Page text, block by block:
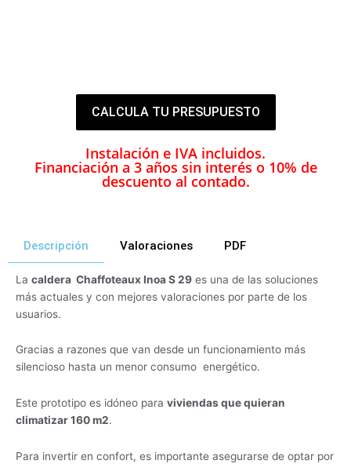
CALCULA TU PRESUPUESTO
Instalación e IVA incluidos.
Financiación a 3 años sin interés o 10% de
descuento al contado.
Descripción Valoraciones PDF
La caldera Chaffoteaux Inoa S 29 es una de las soluciones
más actuales y con mejores valoraciones por parte de los
usuarios.
Gracias a razones que van desde un funcionamiento más
silencioso hasta un menor consumo energético.
Este prototipo es idóneo para viviendas que quieran
climatizar 160 m2.
Para invertir en confort, es importante asegurarse de optar por